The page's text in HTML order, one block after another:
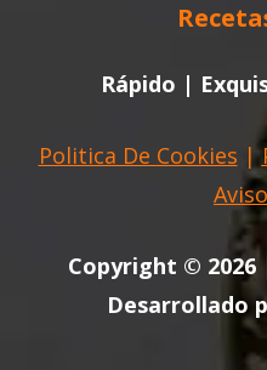
Rápido |
Politica De Cookies |
Copyright © 2026
Desarrollado